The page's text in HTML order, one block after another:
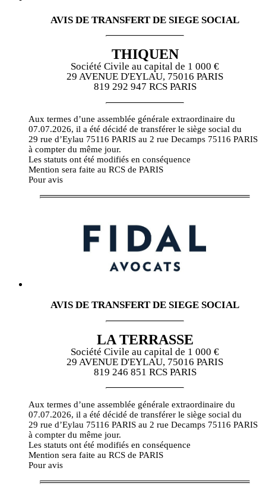
AVIS DE TRANSFERT DE SIEGE SOCIAL
THIQUEN
Société Civile au capital de 1 000 €
29 AVENUE D'EYLAU, 75016 PARIS
819 292 947 RCS PARIS
Aux termes d’une assemblée générale extraordinaire du
07.07.2026, il a été décidé de transférer le siège social du
29 rue d’Eylau 75116 PARIS au 2 rue Decamps 75116 PARIS
à compter du même jour.
Les statuts ont été modifiés en conséquence
Mention sera faite au RCS de PARIS
Pour avis
AVIS DE TRANSFERT DE SIEGE SOCIAL
LA TERRASSE
Société Civile au capital de 1 000 €
29 AVENUE D'EYLAU, 75016 PARIS
819 246 851 RCS PARIS
Aux termes d’une assemblée générale extraordinaire du
07.07.2026, il a été décidé de transférer le siège social du
29 rue d’Eylau 75116 PARIS au 2 rue Decamps 75116 PARIS
à compter du même jour.
Les statuts ont été modifiés en conséquence
Mention sera faite au RCS de PARIS
Pour avis